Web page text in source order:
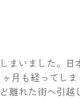
まいました。
月も経ってし
離れた街へ引